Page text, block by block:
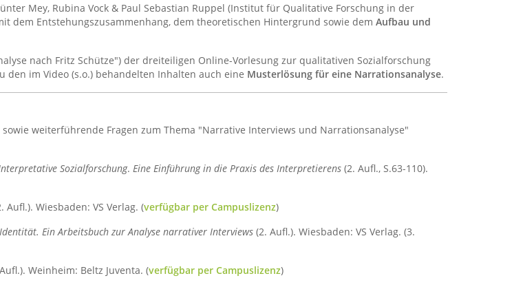
Mey, Rubina Vock & Paul Sebastian Ruppel (Institut für Qualitative Forschung in der
dem Entstehungszusammenhang, dem theoretischen Hintergrund sowie dem Aufbau und
nach Fritz Schütze") der dreiteiligen Online-Vorlesung zur qualitativen Sozialforschung
den im Video (s.o.) behandelten Inhalten auch eine Musterlösung für eine Narrationsanalyse.
weiterführende Fragen zum Thema "Narrative Interviews und Narrationsanalyse"
Sozialforschung. Eine Einführung in die Praxis des Interpretierens (2. Aufl., S.63-110).
Aufl.). Wiesbaden: VS Verlag. (verfügbar per Campuslizenz)
Ein Arbeitsbuch zur Analyse narrativer Interviews (2. Aufl.). Wiesbaden: VS Verlag. (3.
Weinheim: Beltz Juventa. (verfügbar per Campuslizenz)